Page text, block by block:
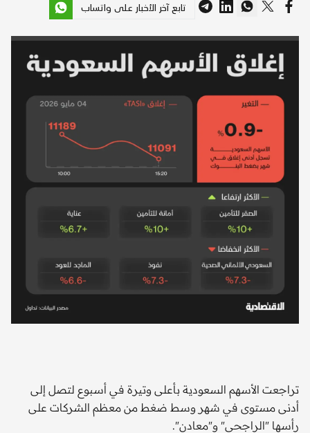
تابع آخر الأخبار على واتساب
تراجعت الأسهم السعودية بأعلى وتيرة في أسبوع لتصل إلى
أدنى مستوى في شهر وسط ضغط من معظم الشركات على
رأسها "الراجحي" و"معادن".